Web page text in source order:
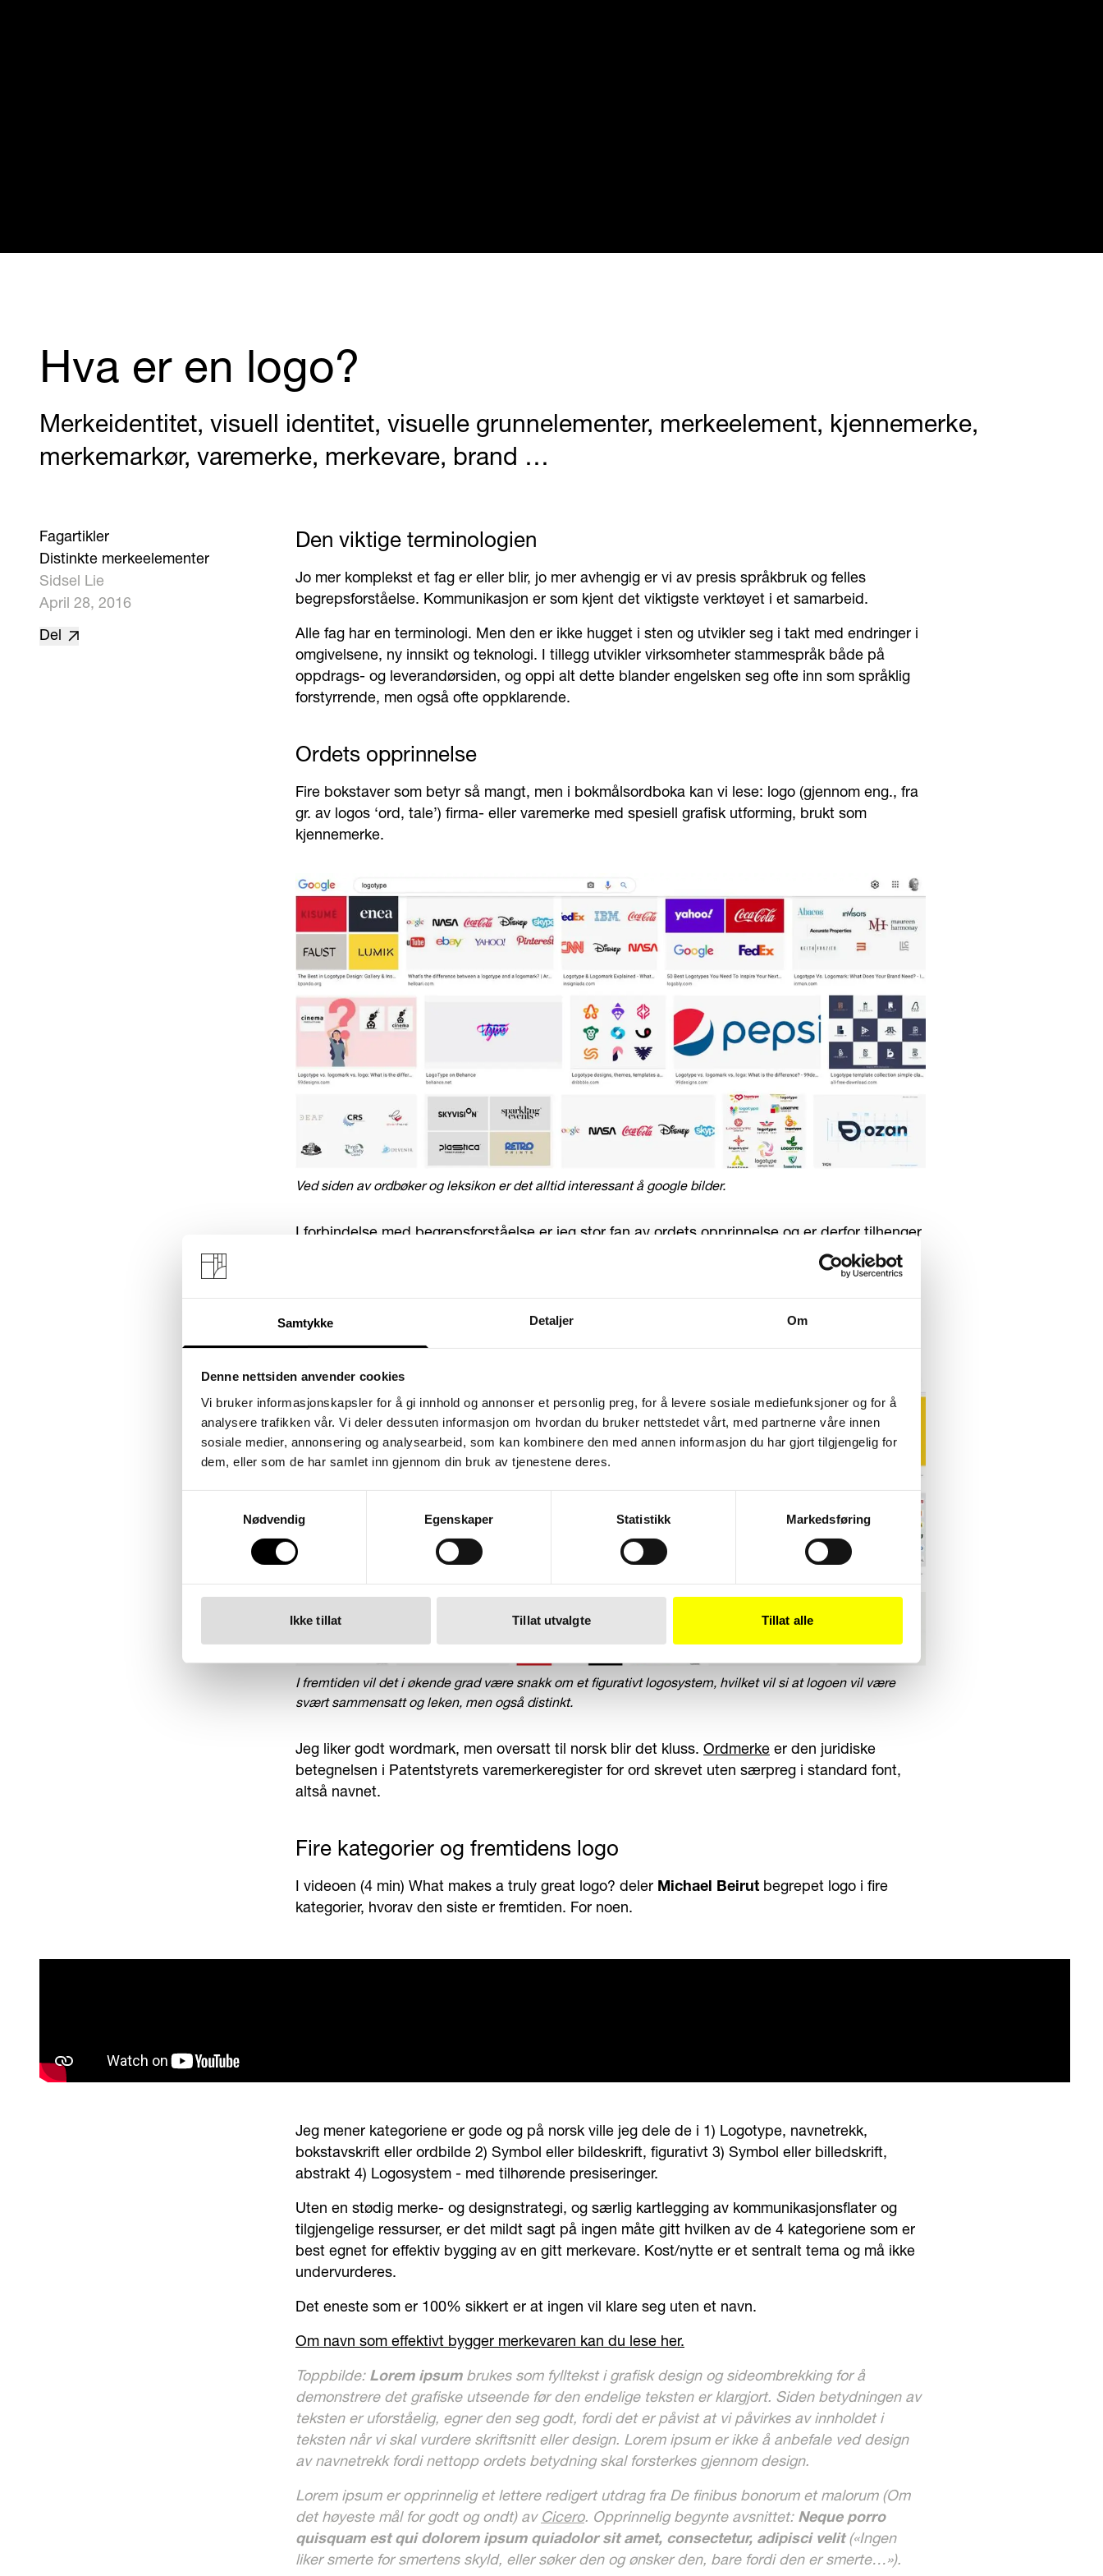
Samtykke Detaljer Om
Denne nettsiden anvender cookies
Vi bruker informasjonskapsler for å gi innhold og annonser et personlig preg, for å levere sosiale mediefunksjoner og for å
analysere trafikken vår. Vi deler dessuten informasjon om hvordan du bruker nettstedet vårt, med partnerne våre innen
sosiale medier, annonsering og analysearbeid, som kan kombinere den med annen informasjon du har gjort tilgjengelig for
dem, eller som de har samlet inn gjennom din bruk av tjenestene deres.
Nødvendig
Egenskaper Statistikk Markedsføring
Ikke tillat Tillat utvalgte Tillat alle
Hva er en logo?
Merkeidentitet, visuell identitet, visuelle grunnelementer, merkeelement, kjennemerke,
merkemarkør, varemerke, merkevare, brand …
Den viktige terminologien
Jo mer komplekst et fag er eller blir, jo mer avhengig er vi av presis språkbruk og felles
begrepsforståelse. Kommunikasjon er som kjent det viktigste verktøyet i et samarbeid.
Alle fag har en terminologi. Men den er ikke hugget i sten og utvikler seg i takt med endringer i
omgivelsene, ny innsikt og teknologi. I tillegg utvikler virksomheter stammespråk både på
oppdrags- og leverandørsiden, og oppi alt dette blander engelsken seg ofte inn som språklig
forstyrrende, men også ofte oppklarende.
Ordets opprinnelse
Fire bokstaver som betyr så mangt, men i bokmålsordboka kan vi lese: logo (gjennom eng., fra
gr. av logos ‘ord, tale’) firma- eller varemerke med spesiell grafisk utforming, brukt som
kjennemerke.
Ved siden av ordbøker og leksikon er det alltid interessant å google bilder.
I forbindelse med begrepsforståelse er jeg stor fan av ordets opprinnelse og er derfor tilhenger
av å betegne merkenavn som er utformet av bokstaver med særpreg for logotype (eller
betegnelse på engelsk.
I fremtiden vil det i økende grad være snakk om et figurativt logosystem, hvilket vil si at logoen vil være
svært sammensatt og leken, men også distinkt.
Jeg liker godt wordmark, men oversatt til norsk blir det kluss. Ordmerke er den juridiske
betegnelsen i Patentstyrets varemerkeregister for ord skrevet uten særpreg i standard font,
altså navnet.
Fire kategorier og fremtidens logo
I videoen (4 min) What makes a truly great logo? deler Michael Beirut begrepet logo i fire
kategorier, hvorav den siste er fremtiden. For noen.
Jeg mener kategoriene er gode og på norsk ville jeg dele de i 1) Logotype, navnetrekk,
bokstavskrift eller ordbilde 2) Symbol eller bildeskrift, figurativt 3) Symbol eller billedskrift,
abstrakt 4) Logosystem - med tilhørende presiseringer.
Uten en stødig merke- og designstrategi, og særlig kartlegging av kommunikasjonsflater og
tilgjengelige ressurser, er det mildt sagt på ingen måte gitt hvilken av de 4 kategoriene som er
best egnet for effektiv bygging av en gitt merkevare. Kost/nytte er et sentralt tema og må ikke
undervurderes.
Det eneste som er 100% sikkert er at ingen vil klare seg uten et navn.
Om navn som effektivt bygger merkevaren kan du lese her.
Toppbilde: Lorem ipsum brukes som fylltekst i grafisk design og sideombrekking for å
demonstrere det grafiske utseende før den endelige teksten er klargjort. Siden betydningen av
teksten er uforståelig, egner den seg godt, fordi det er påvist at vi påvirkes av innholdet i
teksten når vi skal vurdere skriftsnitt eller design. Lorem ipsum er ikke å anbefale ved design
av navnetrekk fordi nettopp ordets betydning skal forsterkes gjennom design.
Lorem ipsum er opprinnelig et lettere redigert utdrag fra De finibus bonorum et malorum (Om
det høyeste mål for godt og ondt) av Cicero. Opprinnelig begynte avsnittet: Neque porro
quisquam est qui dolorem ipsum quiadolor sit amet, consectetur, adipisci velit («Ingen
liker smerte for smertens skyld, eller søker den og ønsker den, bare fordi den er smerte…»).
Fagartikler
Distinkte merkeelementer
Sidsel Lie
April 28, 2016
Del